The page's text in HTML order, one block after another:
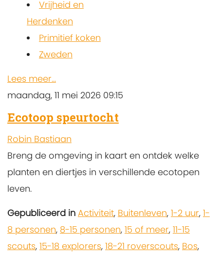
Vrijheid en
Herdenken
Primitief koken
Zweden
Lees meer...
maandag, 11 mei 2026 09:15
Ecotoop speurtocht
Robin Bastiaan
Breng de omgeving in kaart en ontdek welke
planten en diertjes in verschillende ecotopen
leven.
Gepubliceerd in Activiteit, Buitenleven, 1-2 uur, 1-
8 personen, 8-15 personen, 15 of meer, 11-15
scouts, 15-18 explorers, 18-21 roverscouts, Bos,